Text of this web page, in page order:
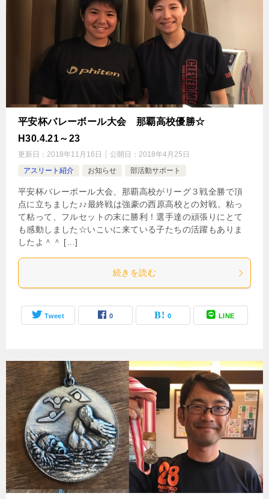
平安杯バレーボール大会 那覇高校優勝☆
H30.4.21～23
更新日： 2018年11月16日 公開日： 2018年4月25日
アスリート紹介
お知らせ 部活動サポート
平安杯バレーボール大会、那覇高校がリーグ３戦全勝で頂
点に立ちました♪♪最終戦は強豪の西原高校との対戦。粘っ
て粘って、フルセットの末に勝利！選手達の頑張りにとて
も感動しました☆いこいに来ている子たちの活躍もありま
したよ＾＾ […]
続きを読む
Tweet 0 0 LINE